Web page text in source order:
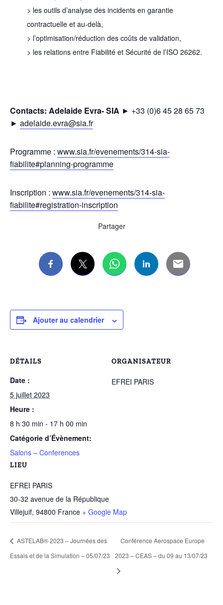
> les outils d’analyse des incidents en garantie
contractuelle et au-delà,
> l’optimisation/réduction des coûts de validation,
> les relations entre Fiabilité et Sécurité de l’ISO 26262.
Contacts: Adelaide Evra- SIA ► +33 (0)6 45 28 65 73
► adelaide.evra@sia.fr
Programme : www.sia.fr/evenements/314-sia-
fiabilite#planning-programme
Inscription : www.sia.fr/evenements/314-sia-
fiabilite#registration-inscription
Partager
Ajouter au calendrier
DÉTAILS
Date :
5 juillet 2023
Heure :
8 h 30 min - 17 h 00 min
Catégorie d’Évènement:
Salons – Conferences
LIEU
EFREI PARIS
30-32 avenue de la République
Villejuif, 94800 France + Google Map
ORGANISATEUR
EFREI PARIS
ASTELAB® 2023 – Journées des
Essais et de la Simulation – 05/07/23
Conférence Aerospace Europe
2023 – CEAS – du 09 au 13/07/23